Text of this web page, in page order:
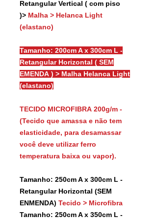
Retangular Vertical ( com piso
)> Malha > Helanca Light
(elastano)
Tamanho: 200cm A x 300cm L -
Retangular Horizontal ( SEM
EMENDA ) > Malha Helanca Light
(elastano)
TECIDO MICROFIBRA 200g/m -
(Tecido que amassa e não tem
elasticidade, para desamassar
você deve utilizar ferro
temperatura baixa ou vapor).
Tamanho: 250cm A x 300cm L -
Retangular Horizontal (SEM
ENMENDA) Tecido > Microfibra
Tamanho: 250cm A x 350cm L -